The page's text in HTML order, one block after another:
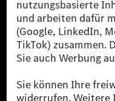
[2] Renewable Charging ist
Public in Europa, den USA,
Ladestation noch kein Strom
verwendet Renewable
sicher, dass für
Strommenge aus
* Inkl. EKOenergy Ökolabel